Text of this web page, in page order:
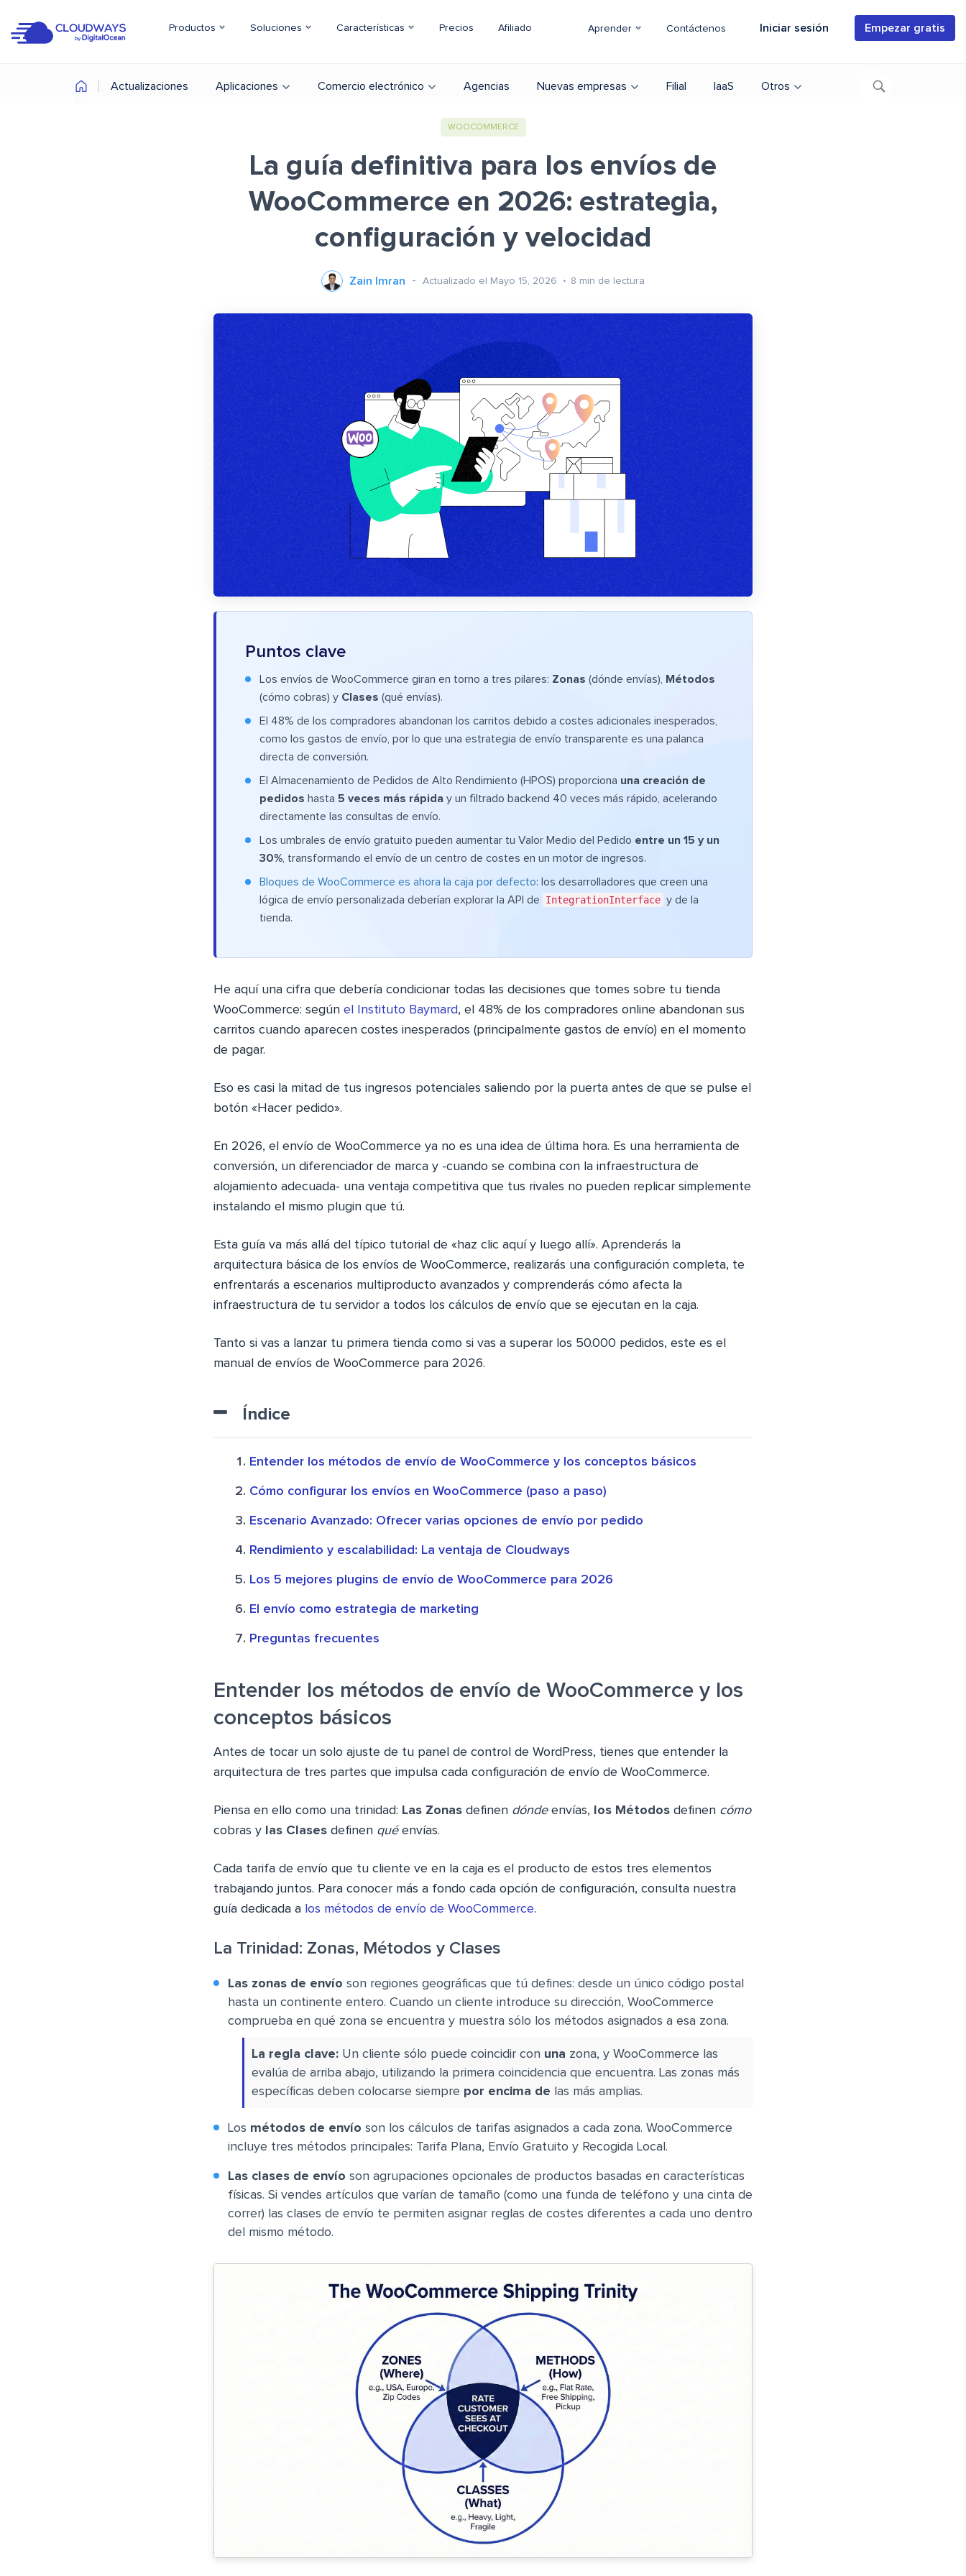
Productos Soluciones Características Precios Afiliado Aprender Contáctenos Iniciar sesión Empezar gratis
Actualizaciones Aplicaciones Comercio electrónico Agencias Nuevas empresas Filial IaaS Otros
WOOCOMMERCE
La guía definitiva para los envíos de
WooCommerce en 2026: estrategia,
configuración y velocidad
Zain Imran Actualizado el Mayo 15, 2026 8 min de lectura
Puntos clave
Los envíos de WooCommerce giran en torno a tres pilares: Zonas (dónde envías),
Métodos
(cómo cobras) y Clases (qué envías).
El 48% de los compradores abandonan los carritos debido a costes adicionales inesperados,
como los gastos de envío, por lo que una estrategia de envío transparente es una palanca
directa de conversión.
El Almacenamiento de Pedidos de Alto Rendimiento (HPOS) proporciona una creación de
pedidos hasta 5 veces más rápida y un filtrado backend 40 veces más rápido, acelerando
directamente las consultas de envío.
Los umbrales de envío gratuito pueden aumentar tu Valor Medio del Pedido entre un 15 y un
30% , transformando el envío de un centro de costes en un motor de ingresos.
Bloques de WooCommerce es ahora la caja por defecto: los desarrolladores que creen una
lógica de envío personalizada deberían explorar la API de
IntegrationInterface y de la
tienda.
He aquí una cifra que debería condicionar todas las decisiones que tomes sobre tu tienda
WooCommerce: según el Instituto Baymard, el 48% de los compradores online abandonan sus
carritos cuando aparecen costes inesperados (principalmente gastos de envío) en el momento
de pagar.
Eso es casi la mitad de tus ingresos potenciales saliendo por la puerta antes de que se pulse el
botón «Hacer pedido».
En 2026, el envío de WooCommerce ya no es una idea de última hora. Es una herramienta de
conversión, un diferenciador de marca y -cuando se combina con la infraestructura de
alojamiento adecuada- una ventaja competitiva que tus rivales no pueden replicar simplemente
instalando el mismo plugin que tú.
Esta guía va más allá del típico tutorial de «haz clic aquí y luego allí». Aprenderás la
arquitectura básica de los envíos de WooCommerce, realizarás una configuración completa, te
enfrentarás a escenarios multiproducto avanzados y comprenderás cómo afecta la
infraestructura de tu servidor a todos los cálculos de envío que se ejecutan en la caja.
Tanto si vas a lanzar tu primera tienda como si vas a superar los 50.000 pedidos, este es el
manual de envíos de WooCommerce para 2026.
Índice
Entender los métodos de envío de WooCommerce y los conceptos básicos
Cómo configurar los envíos en WooCommerce (paso a paso)
Escenario Avanzado: Ofrecer varias opciones de envío por pedido
Rendimiento y escalabilidad: La ventaja de Cloudways
Los 5 mejores plugins de envío de WooCommerce para 2026
El envío como estrategia de marketing
Preguntas frecuentes
Entender los métodos de envío de WooCommerce y los
conceptos básicos
Antes de tocar un solo ajuste de tu panel de control de WordPress, tienes que entender la
arquitectura de tres partes que impulsa cada configuración de envío de WooCommerce.
Piensa en ello como una trinidad: Las Zonas definen dóndeenvías, los Métodos definen cómo
cobras y
las Clases definen quéenvías.
Cada tarifa de envío que tu cliente ve en la caja es el producto de estos tres elementos
trabajando juntos. Para conocer más a fondo cada opción de configuración, consulta nuestra
guía dedicada a los métodos de envío de WooCommerce.
La Trinidad: Zonas, Métodos y Clases
Las zonas de envío son regiones geográficas que tú defines: desde un único código postal
hasta un continente entero. Cuando un cliente introduce su dirección, WooCommerce
comprueba en qué zona se encuentra y muestra sólo los métodos asignados a esa zona.
La regla clave: Un cliente sólo puede coincidir con una zona, y WooCommerce las
evalúa de arriba abajo, utilizando la primera coincidencia que encuentra. Las zonas más
específicas deben colocarse siempre por encima de las más amplias.
Los métodos de envío son los cálculos de tarifas asignados a cada zona. WooCommerce
incluye tres métodos principales: Tarifa Plana, Envío Gratuito y Recogida Local.
Las clases de envío son agrupaciones opcionales de productos basadas en características
físicas. Si vendes artículos que varían de tamaño (como una funda de teléfono y una cinta de
correr) las clases de envío te permiten asignar reglas de costes diferentes a cada uno dentro
del mismo método.